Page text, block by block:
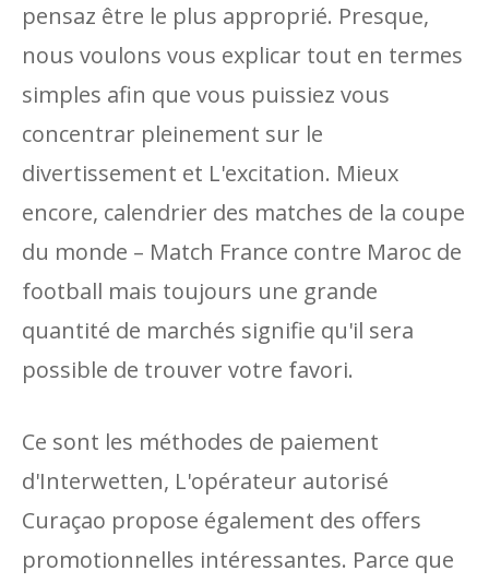
pensaz être le plus approprié. Presque,
nous voulons vous explicar tout en termes
simples afin que vous puissiez vous
concentrar pleinement sur le
divertissement et L'excitation. Mieux
encore, calendrier des matches de la coupe
du monde – Match France contre Maroc de
football mais toujours une grande
quantité de marchés signifie qu'il sera
possible de trouver votre favori.
Ce sont les méthodes de paiement
d'Interwetten, L'opérateur autorisé
Curaçao propose également des offers
promotionnelles intéressantes. Parce que